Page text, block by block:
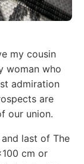
my cousin
woman who
admiration
are
our union.
last of The
cm or